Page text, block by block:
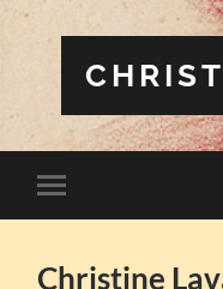
Mobile-
Menü
Christine